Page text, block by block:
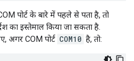
पोर्ट के बारे में पहले से पता है, तो
का इस्तेमाल किया जा सकता है.
अगर COM पोर्ट COM10 है, तो: